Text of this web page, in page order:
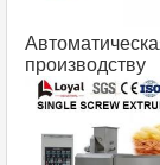
производству
картофельных